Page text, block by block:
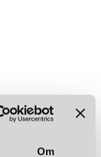
Om